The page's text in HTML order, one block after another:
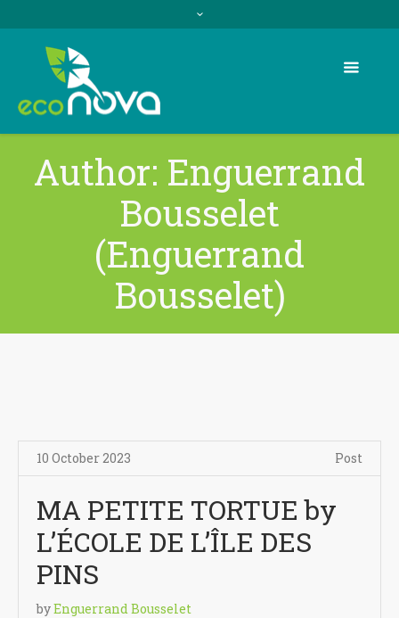
Author: Enguerrand
Bousselet
(Enguerrand
Bousselet)
10 October 2023 Post
MA PETITE TORTUE by
L’ÉCOLE DE L’ÎLE DES
PINS
byEnguerrand Bousselet